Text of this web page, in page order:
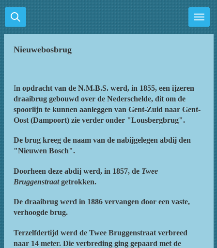
Ga
direct
naar
hoofdinhoud
Nieuwebosbrug
In opdracht van de N.M.B.S. werd, in 1855, een ijzeren
draaibrug gebouwd over de Nederschelde, dit om de
spoorlijn te kunnen aanleggen van Gent-Zuid naar Gent-
Oost (Dampoort) zie verder onder "Lousbergbrug".
De brug kreeg de naam van de nabijgelegen abdij den
"Nieuwen Bosch".
Doorheen deze abdij werd, in 1857, de Twee
Bruggenstraatgetrokken.
De draaibrug werd in 1886 vervangen door een vaste,
verhoogde brug.
Terzelfdertijd werd de Twee Bruggenstraat verbreed
naar 14 meter. Die verbreding ging gepaard met de